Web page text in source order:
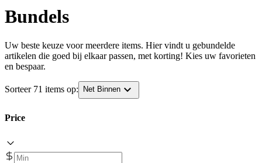
Bundels
Uw beste keuze voor meerdere items. Hier vindt u gebundelde
artikelen die goed bij elkaar passen, met korting! Kies uw favorieten
en bespaar.
Sorteer 71 items op: Net Binnen expand_more
Price